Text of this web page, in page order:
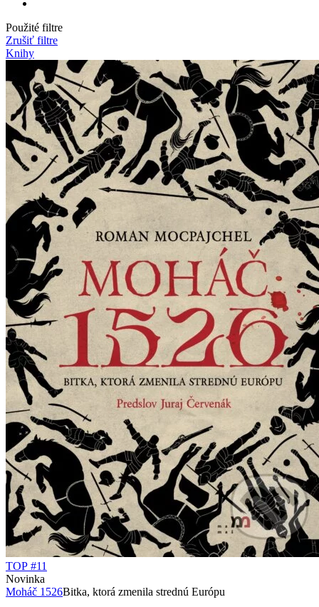
Použité filtre
Zrušiť filtre
Knihy
TOP #11
Novinka
Moháč 1526Bitka, ktorá zmenila strednú Európu